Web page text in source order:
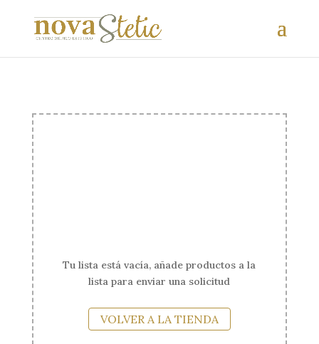
Tu lista está vacía, añade productos a la
lista para enviar una solicitud
VOLVER A LA TIENDA